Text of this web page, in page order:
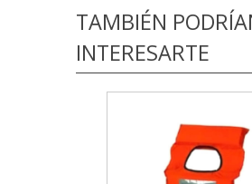
TAMBIÉN
INTERESARTE